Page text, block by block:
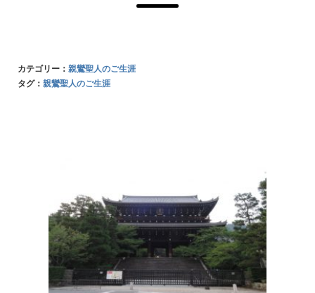
カテゴリー： 親鸞聖人のご生涯
タグ： 親鸞聖人のご生涯